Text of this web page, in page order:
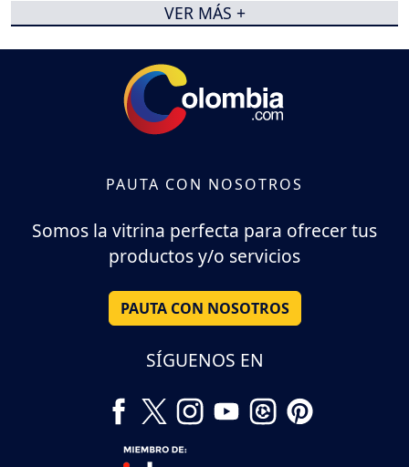
VER MÁS +
PAUTA CON NOSOTROS
Somos la vitrina perfecta para ofrecer tus
productos y/o servicios
PAUTA CON NOSOTROS
SÍGUENOS EN